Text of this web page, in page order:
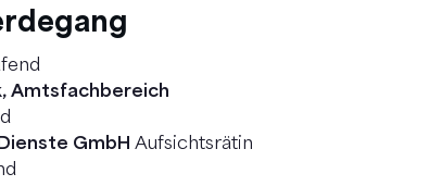
Amtsfachbereich
GmbH Aufsichtsrätin